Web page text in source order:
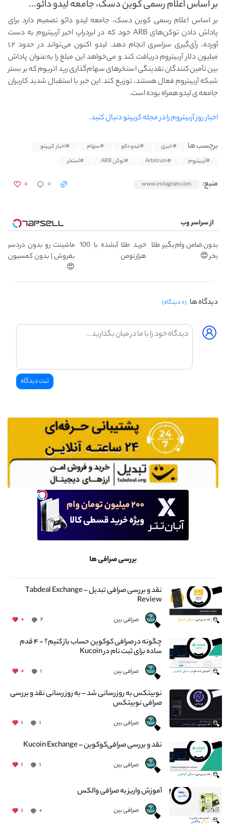
بر اساس اعلام رسمی کوین دسک، جامعه لیدو دائو...
بر اساس اعلام رسمی کوین دسک، جامعه لیدو دائو تصمیم دارد برای
پاداش‌ دادن توکن‌های ARB خود که در ایردراپ اخیر آربیتروم به دست
آورده، رأی‌گیری سراسری انجام دهد. لیدو اکنون می‌تواند در حدود ۱.۲
میلیون دلار آربیتروم دریافت کند و می‌خواهد این مبلغ را به‌عنوان پاداش
بین تأمین‌کنندگان نقدینگی استخرهای سهام‌گذاری رپد اتریوم که بر بستر
شبکه آربیتروم فعال هستند، توزیع کند. این خبر با استقبال شدید کاربران
جامعه ی لیدو همراه بوده است.
اخبار روز آربیتروم را در مجله کریپتو دنبال کنید.
برچسب ها #خبری #لیدو دائو #سهام
#اخبار کریپتو
#آربیتروم
#Arbitrum #توکن ARB #استخر
منبع: www.instagram.com ۰ ۰
از سراسر وب
بدون ضامن وام بگیر، طلا
بخر 😍
خرید طلا آبشده با 100
هزار تومن
ماشینت رو بدون دردسر
بفروش | بدون کمسیون
😍
دیدگاه ها (۰ دیدگاه)
بررسی صرافی ها
نقد و بررسی صرافی تبدیل – Tabdeal Exchange
Review
صرافی بین ۲ ۰
چگونه در صرافی کوکوین حساب باز کنیم؟ - ۴ قدم
ساده برای ثبت نام در Kucoin
صرافی بین ۱ ۰
نوبیتکس به روزرسانی شد – به روز رسانی نقد و بررسی
صرافی نوبیتکس
صرافی بین ۱ ۱
نقد و بررسی صرافی‌کوکوین – Kucoin Exchange
صرافی بین ۱ ۱
آموزش واریز به صرافی والکس
صرافی بین ۰ ۱